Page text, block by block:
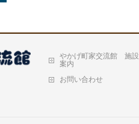
やかげ町家交流館 施設
案内
お問い合わせ